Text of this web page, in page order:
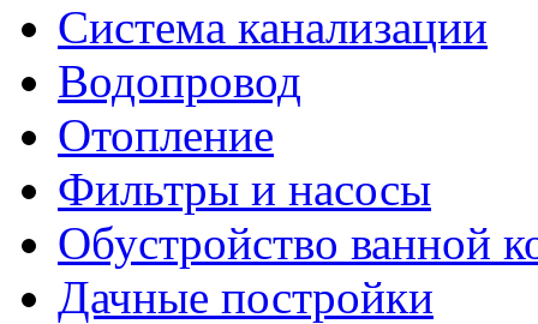
Система канализации
Водопровод
Отопление
Фильтры и насосы
Обустройство ванной
Дачные постройки